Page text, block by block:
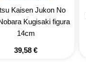
Kaisen Jukon No
Kugisaki figura
14cm
39,58 €